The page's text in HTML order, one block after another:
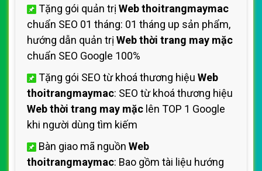
Tặng gói quản trị Web thoitrangmaymac
chuẩn SEO 01 tháng: 01 tháng up sản phẩm,
hướng dẫn quản trị Web thời trang may mặc
chuẩn SEO Google 100%
Tặng gói SEO từ khoá thương hiệu Web
thoitrangmaymac: SEO từ khoá thương hiệu
Web thời trang may mặc lên TOP 1 Google
khi người dùng tìm kiếm
Bàn giao mã nguồn Web
thoitrangmaymac: Bao gồm tài liệu hướng